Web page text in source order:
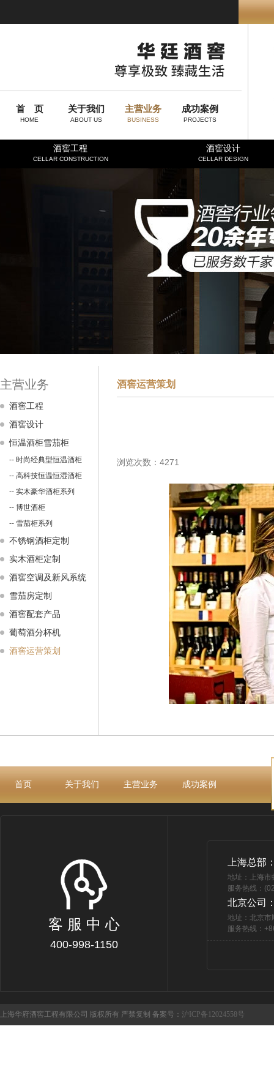
首 页
HOME
关于我们
ABOUT US
主营业务
BUSINESS
成功案例
PROJECTS
酒窖工程
CELLAR CONSTRUCTION
酒窖设计
CELLAR DESIGN
主营业务
酒窖工程
酒窖设计
恒温酒柜雪茄柜
-- 时尚经典型恒温酒柜
-- 高科技恒温恒湿酒柜
-- 实木豪华酒柜系列
-- 博世酒柜
-- 雪茄柜系列
不锈钢酒柜定制
实木酒柜定制
酒窖空调及新风系统
雪茄房定制
酒窖配套产品
葡萄酒分杯机
酒窖运营策划
酒窖运营策划
浏览次数：4271
首页 关于我们 主营业务 成功案例
客 服 中 心
400-998-1150
上海总部
地址：上海
服务热线：
北京公司
地址：北京市
服务热线：
上海华府酒窖工程有限公司 版权所有 严禁复制 备案号： 沪ICP备12024558号